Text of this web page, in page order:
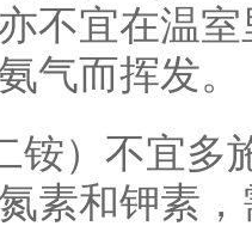
不宜在温
气而挥发。
铵）不宜多
素和钾素